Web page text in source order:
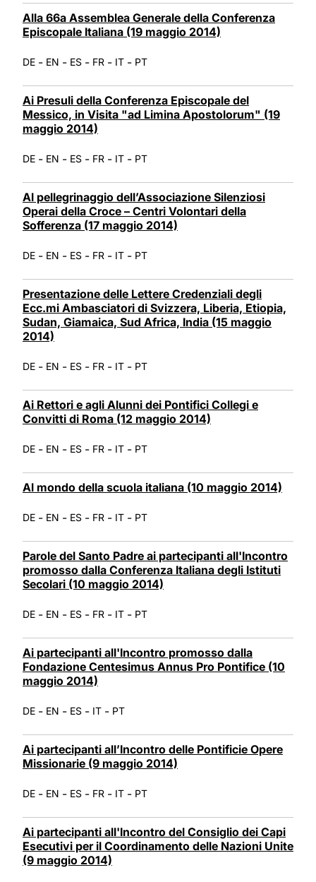
Alla 66a Assemblea Generale della Conferenza
Episcopale Italiana (19 maggio 2014)
DE - EN - ES - FR - IT - PT
Ai Presuli della Conferenza Episcopale del
Messico, in Visita "ad Limina Apostolorum" (19
maggio 2014)
DE - EN - ES - FR - IT - PT
Al pellegrinaggio dell’Associazione Silenziosi
Operai della Croce – Centri Volontari della
Sofferenza (17 maggio 2014)
DE - EN - ES - FR - IT - PT
Presentazione delle Lettere Credenziali degli
Ecc.mi Ambasciatori di Svizzera, Liberia, Etiopia,
Sudan, Giamaica, Sud Africa, India (15 maggio
2014)
DE - EN - ES - FR - IT - PT
Ai Rettori e agli Alunni dei Pontifici Collegi e
Convitti di Roma (12 maggio 2014)
DE - EN - ES - FR - IT - PT
Al mondo della scuola italiana (10 maggio 2014)
DE - EN - ES - FR - IT - PT
Parole del Santo Padre ai partecipanti all'Incontro
promosso dalla Conferenza Italiana degli Istituti
Secolari (10 maggio 2014)
DE - EN - ES - FR - IT - PT
Ai partecipanti all'Incontro promosso dalla
Fondazione Centesimus Annus Pro Pontifice (10
maggio 2014)
DE - EN - ES - IT - PT
Ai partecipanti all’Incontro delle Pontificie Opere
Missionarie (9 maggio 2014)
DE - EN - ES - FR - IT - PT
Ai partecipanti all'Incontro del Consiglio dei Capi
Esecutivi per il Coordinamento delle Nazioni Unite
(9 maggio 2014)